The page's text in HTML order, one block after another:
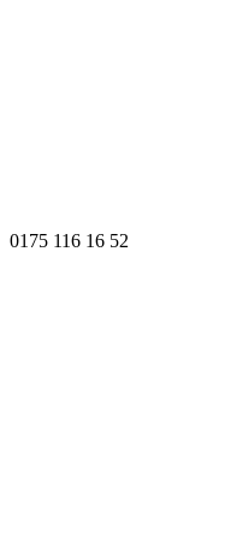
0175 116 16 52